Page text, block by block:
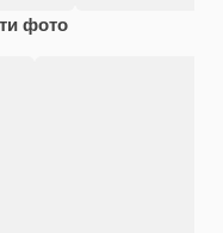
фото